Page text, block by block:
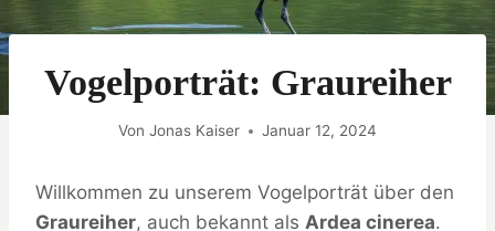
Vogelporträt: Graureiher
Von Jonas Kaiser Januar 12, 2024
Willkommen zu unserem Vogelporträt über den
Graureiher, auch bekannt als Ardea cinerea.